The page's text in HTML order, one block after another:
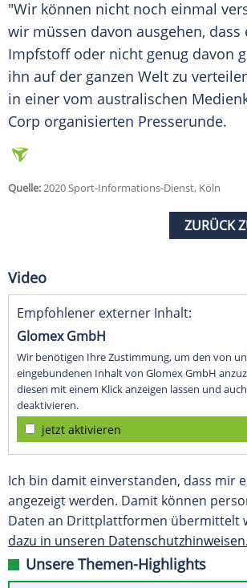
"Wir können nicht noch einmal
wir müssen davon ausgehen, dass
Impfstoff oder nicht genug davon
ihn auf der ganzen Welt zu
in einer vom australischen
Corp organisierten Presserunde.
Quelle:2020 Sport-Informations-Dienst, Köln
ZURÜCK
Video
Empfohlener externer Inhalt:
Glomex GmbH
Wir benötigen Ihre Zustimmung, um den von
eingebundenen Inhalt von Glomex GmbH
diesen mit einem Klick anzeigen lassen und
deaktivieren.
jetzt aktivieren
Ich bin damit einverstanden, dass mir
angezeigt werden. Damit können
Daten an Drittplattformen übermittelt
dazu in unseren Datenschutzhinweisen.
Unsere Themen-Highlights